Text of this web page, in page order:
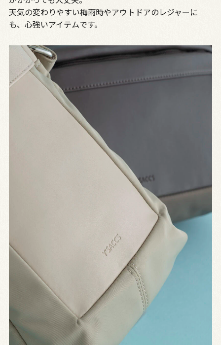
天気の変わりやすい梅雨時やアウトドアのレジャーに
も、心強いアイテムです。